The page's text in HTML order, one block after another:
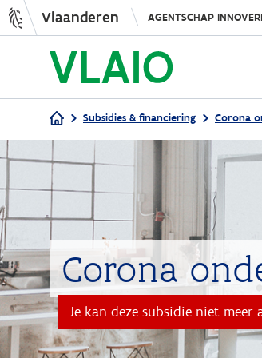
Vlaanderen AGENTSCHAP
Kruimelpad
Subsidies & financiering Corona
Corona
Je kan deze subsidie niet meer